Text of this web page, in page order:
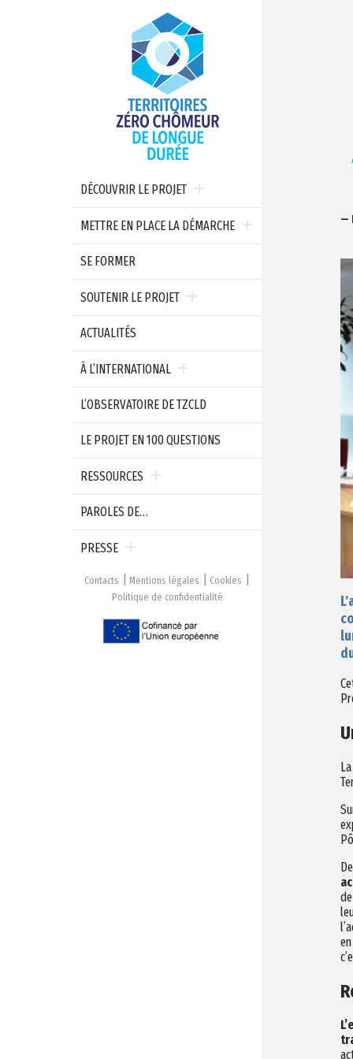
DÉCOUVRIR LE PROJET
METTRE EN PLACE LA DÉMARCHE
SE FORMER
SOUTENIR LE PROJET
ACTUALITÉS
À L’INTERNATIONAL
L’OBSERVATOIRE DE TZCLD
LE PROJET EN 100 QUESTIONS
RESSOURCES
PAROLES DE…
PRESSE
Contacts Mentions légales
Cookies
Politique de confidentialité
—